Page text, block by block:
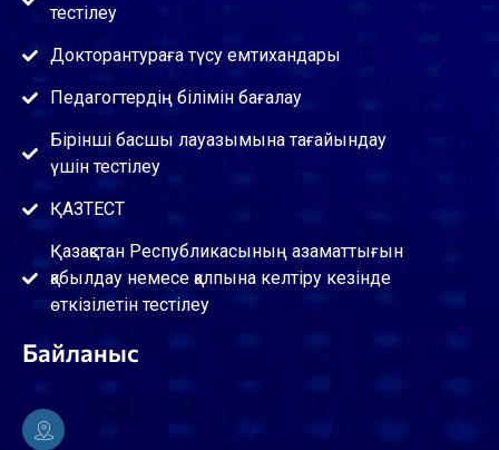
тестілеу
Докторантураға түсу емтихандары
Педагогтердің білімін бағалау
Бірінші басшы лауазымына тағайындау
үшін тестілеу
ҚАЗТЕСТ
Қазақстан Республикасының азаматтығын
қабылдау немесе қалпына келтіру кезінде
өткізілетін тестілеу
Байланыс